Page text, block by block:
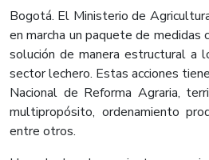
Bogotá. El Ministerio de
en marcha un paquete de medidas
solución de manera estructural a
sector lechero. Estas acciones
Nacional de Reforma Agraria,
multipropósito, ordenamiento
entre otros.